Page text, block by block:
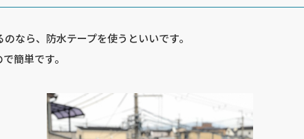
なら、防水テープを使うといいです。
簡単です。